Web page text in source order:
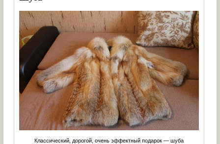
Классический, дорогой, очень эффектный подарок — шуба